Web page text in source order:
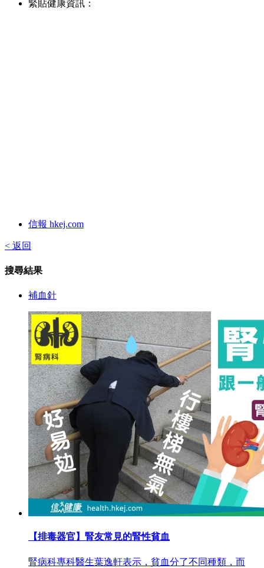
緊貼健康資訊：
信報 hkej.com
< 返回
搜尋結果
補血針
【排毒器官】腎友常見的腎性貧血
腎病科專科醫生葉逸軒表示，貧血分了不同種類，而